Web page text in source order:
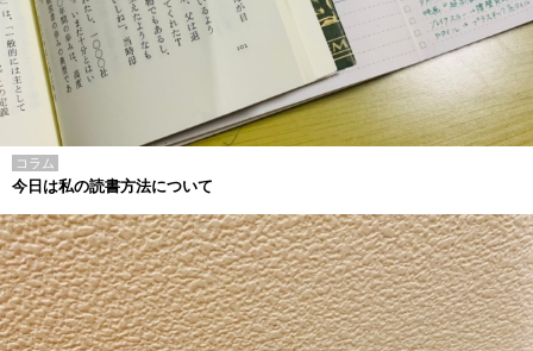
コラム
今日は私の読書方法について